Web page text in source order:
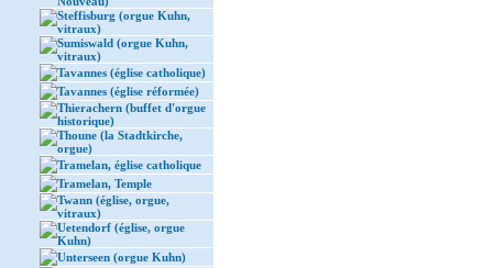
Steffisburg (orgue Kuhn,
vitraux)
Sumiswald (orgue Kuhn,
vitraux)
Tavannes (église catholique)
Tavannes (église réformée)
Thierachern (buffet d'orgue
historique)
Thoune (la Stadtkirche,
orgue)
Tramelan, église catholique
Tramelan, Temple
Twann (église, orgue,
vitraux)
Uetendorf (église, orgue
Kuhn)
Unterseen (orgue Kuhn)